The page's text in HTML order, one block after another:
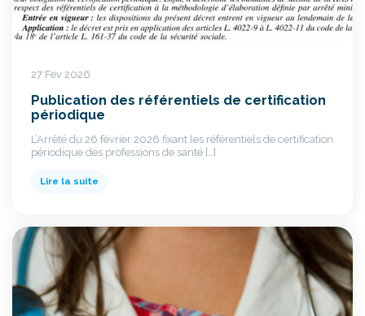
27 Fév 2026
Publication des référentiels de certification
périodique
L’Arrêté du 26 février 2026 fixant les référentiels de certification
périodique des professions de santé […]
Lire la suite